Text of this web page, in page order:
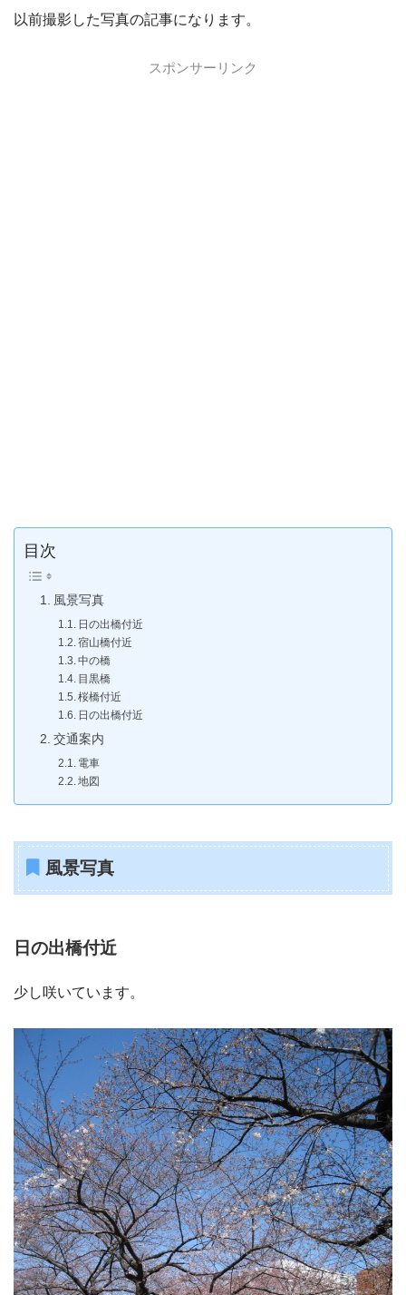
以前撮影した写真の記事になります。
スポンサーリンク
目次
風景写真
日の出橋付近
宿山橋付近
中の橋
目黒橋
桜橋付近
日の出橋付近
交通案内
電車
地図
風景写真
日の出橋付近
少し咲いています。